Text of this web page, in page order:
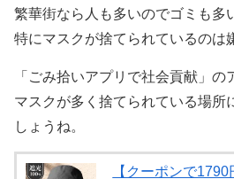
繁華街なら人も多いのでゴミも多
特にマスクが捨てられているのは
「ごみ拾いアプリで社会貢献」の
マスクが多く捨てられている場所
しょうね。
【クーポンで